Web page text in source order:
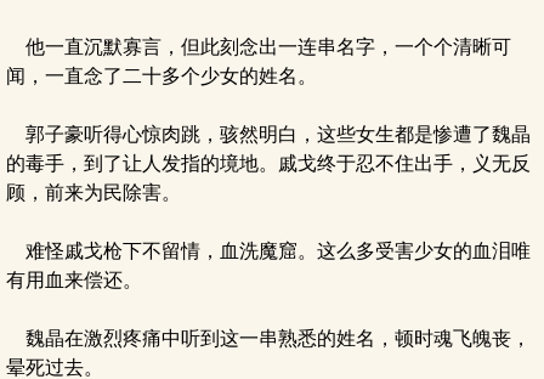
他一直沉默寡言，但此刻念出一连串名字，一个个清晰可
闻，一直念了二十多个少女的姓名。
郭子豪听得心惊肉跳，骇然明白，这些女生都是惨遭了魏晶
的毒手，到了让人发指的境地。戚戈终于忍不住出手，义无反
顾，前来为民除害。
难怪戚戈枪下不留情，血洗魔窟。这么多受害少女的血泪唯
有用血来偿还。
魏晶在激烈疼痛中听到这一串熟悉的姓名，顿时魂飞魄丧，
晕死过去。